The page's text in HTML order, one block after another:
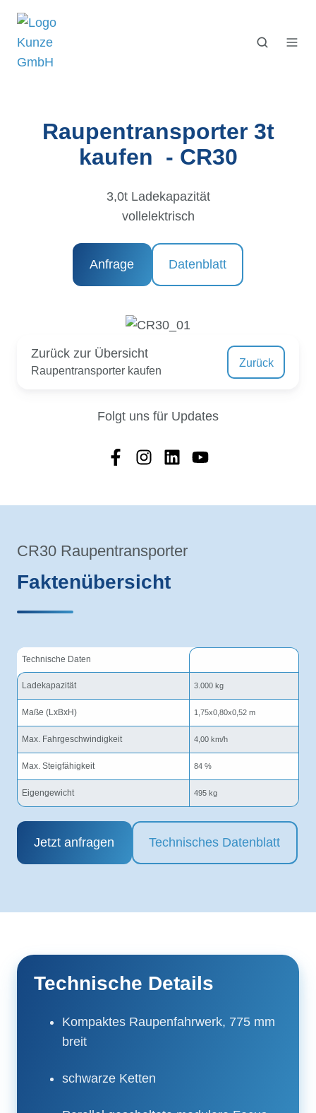
Raupentransporter 3t
kaufen - CR30
3,0t Ladekapazität
vollelektrisch
Anfrage Datenblatt
Zurück zur Übersicht
Raupentransporter kaufen
Zurück
Folgt uns für Updates
CR30 Raupentransporter
Faktenübersicht
Technische Daten
Ladekapazität 3.000 kg
Maße (LxBxH) 1,75x0,80x0,52 m
Max. Fahrgeschwindigkeit 4,00 km/h
Max. Steigfähigkeit 84 %
Eigengewicht 495 kg
Jetzt anfragen Technisches Datenblatt
Technische Details
Kompaktes Raupenfahrwerk, 775 mm
breit
schwarze Ketten